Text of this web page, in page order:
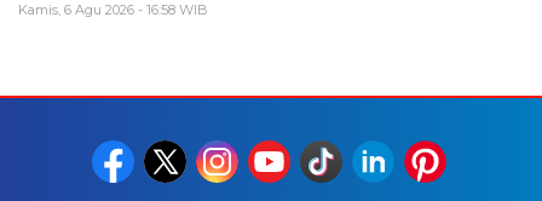
Kamis, 6 Agu 2026 - 16:58 WIB